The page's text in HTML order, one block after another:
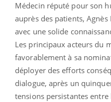
Médecin réputé pour son
auprès des patients,
avec une solide
Les principaux acteurs du
favorablement à sa
déployer des efforts
dialogue, après un
tensions persistantes